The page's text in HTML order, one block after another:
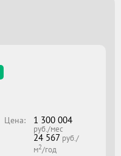
Цена: 1 300 004
руб./мес
24 567руб./
м2/год